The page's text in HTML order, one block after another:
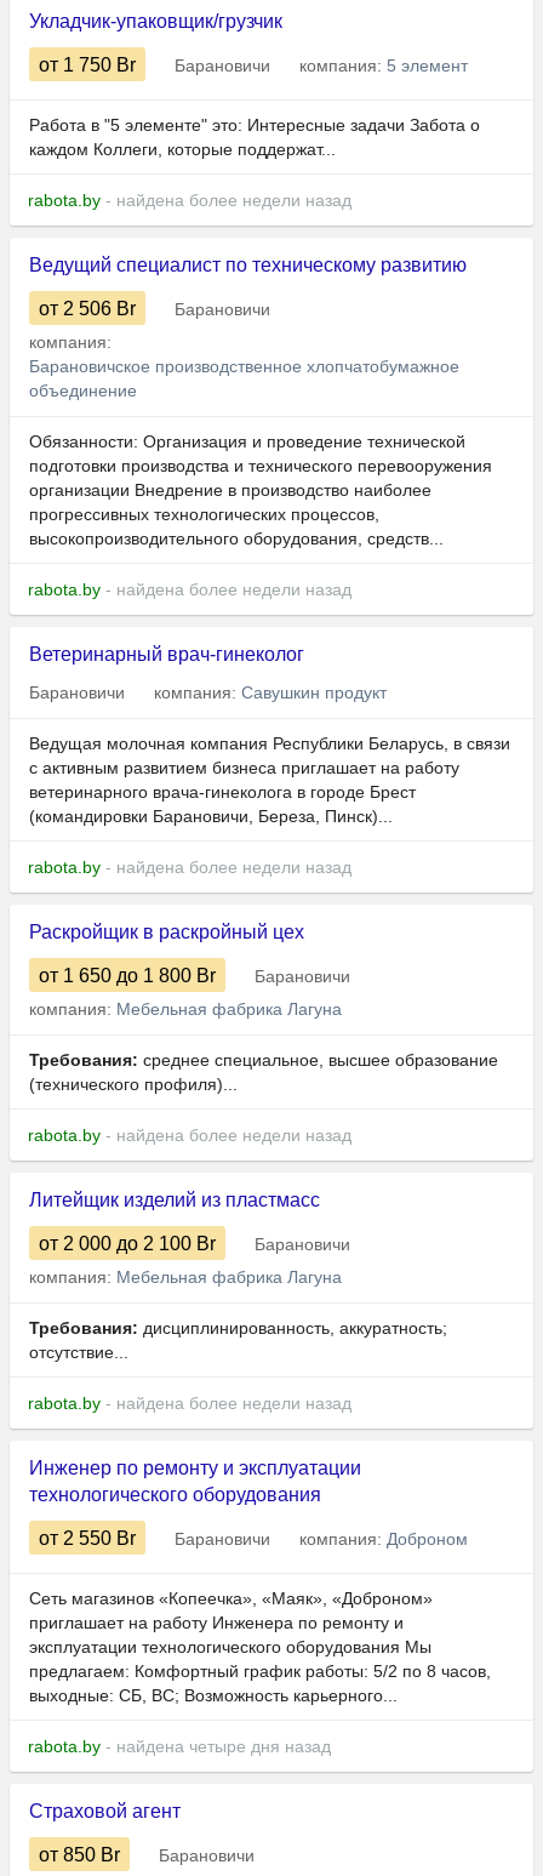
Укладчик-упаковщик/грузчик
от 1 750 Br Барановичи компания: 5 элемент
Работа в "5 элементе" это: Интересные задачи Забота о
каждом Коллеги, которые поддержат...
rabota.by - найдена более недели назад
Ведущий специалист по техническому развитию
от 2 506 Br
Барановичи
компания:
Барановичское производственное хлопчатобумажное
объединение
Обязанности: Организация и проведение технической
подготовки производства и технического перевооружения
организации Внедрение в производство наиболее
прогрессивных технологических процессов,
высокопроизводительного оборудования, средств...
rabota.by - найдена более недели назад
Ветеринарный врач-гинеколог
Барановичи компания: Савушкин продукт
Ведущая молочная компания Республики Беларусь, в связи
с активным развитием бизнеса приглашает на работу
ветеринарного врача-гинеколога в городе Брест
(командировки Барановичи, Береза, Пинск)...
rabota.by - найдена более недели назад
Раскройщик в раскройный цех
от 1 650 до 1 800 Br
Барановичи
компания: Мебельная фабрика Лагуна
Требования: среднее специальное, высшее образование
(технического профиля)...
rabota.by - найдена более недели назад
Литейщик изделий из пластмасс
от 2 000 до 2 100 Br
Барановичи
компания: Мебельная фабрика Лагуна
Требования: дисциплинированность, аккуратность;
отсутствие...
rabota.by - найдена более недели назад
Инженер по ремонту и эксплуатации
технологического оборудования
от 2 550 Br Барановичи компания: Доброном
Сеть магазинов «Копеечка», «Маяк», «Доброном»
приглашает на работу Инженера по ремонту и
эксплуатации технологического оборудования Мы
предлагаем: Комфортный график работы: 5/2 по 8 часов,
выходные: СБ, ВС; Возможность карьерного...
rabota.by - найдена четыре дня назад
Страховой агент
от 850 Br
Барановичи